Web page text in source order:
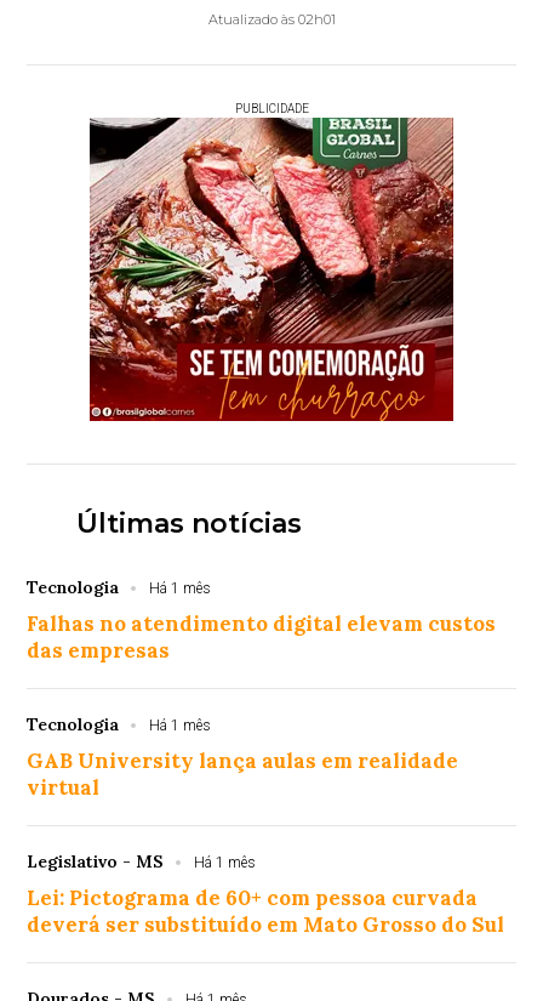
Atualizado às 02h01
PUBLICIDADE
Últimas notícias
Tecnologia Há 1 mês
Falhas no atendimento digital elevam custos
das empresas
Tecnologia Há 1 mês
GAB University lança aulas em realidade
virtual
Legislativo - MS Há 1 mês
Lei: Pictograma de 60+ com pessoa curvada
deverá ser substituído em Mato Grosso do Sul